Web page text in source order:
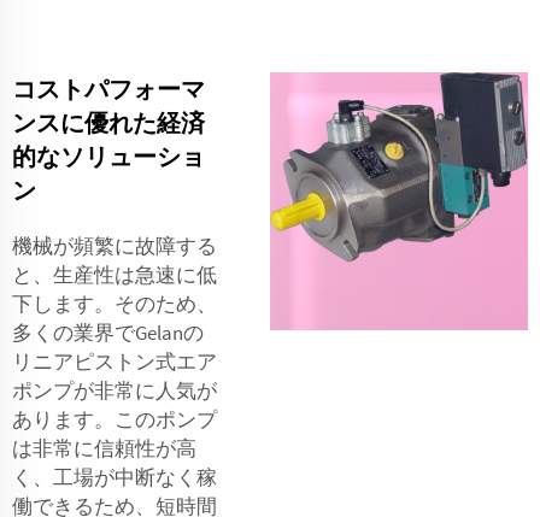
コストパフォーマ
ンスに優れた経済
的なソリューショ
ン
機械が頻繁に故障する
と、生産性は急速に低
下します。そのため、
多くの業界でGelanの
リニアピストン式エア
ポンプが非常に人気が
あります。このポンプ
は非常に信頼性が高
く、工場が中断なく稼
働できるため、短時間